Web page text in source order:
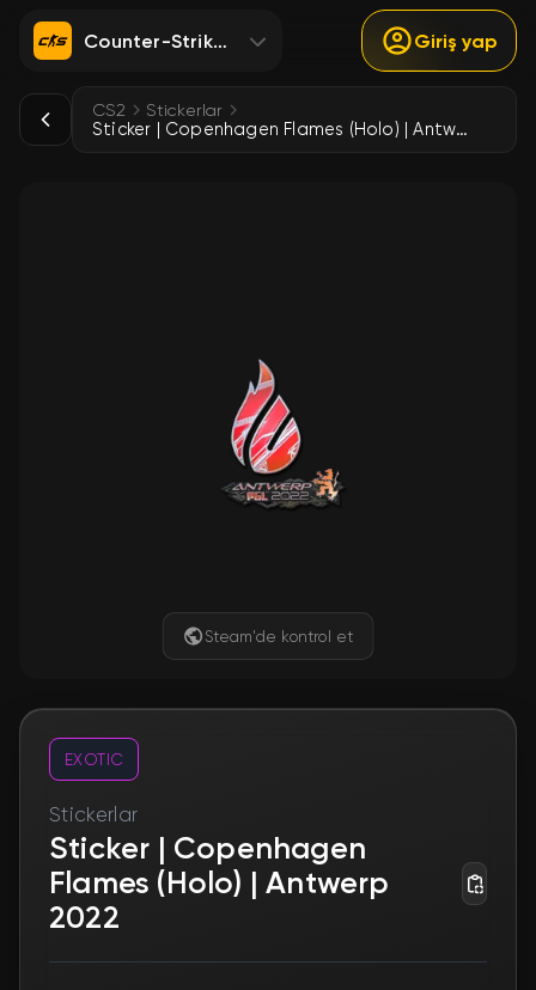
Counter-Strike 2 Giriş yap
CS2 Stickerlar
Sticker | Copenhagen Flames (Holo) | Antwerp 2022
Steam'de kontrol et
EXOTIC
Stickerlar
Sticker | Copenhagen
Flames (Holo) | Antwerp
2022